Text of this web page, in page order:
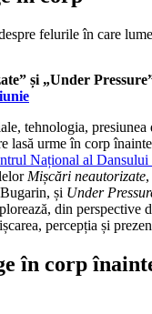
și „Under
tehnologia, presiunea
lasă urme în corp
Național al Dansului
Mișcări neautorizate
și Under
din perspective
percepția și
în corp